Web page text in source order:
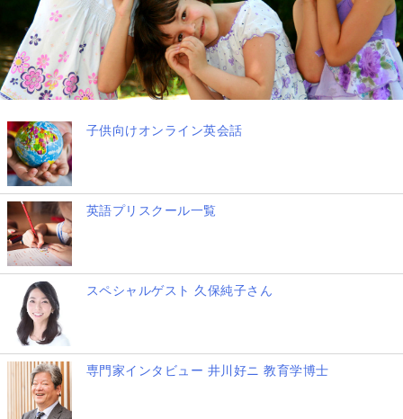
子供向けオンライン英会話
英語プリスクール一覧
スペシャルゲスト 久保純子さん
専門家インタビュー 井川好ニ 教育学博士